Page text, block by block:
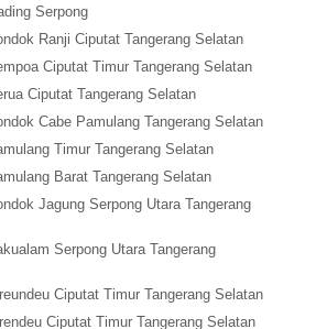
Serpong
Ranji Ciputat Tangerang Selatan
Ciputat Timur Tangerang Selatan
Ciputat Tangerang Selatan
Cabe Pamulang Tangerang Selatan
Timur Tangerang Selatan
Barat Tangerang Selatan
Jagung Serpong Utara Tangerang
Serpong Utara Tangerang
Ciputat Timur Tangerang Selatan
Ciputat Timur Tangerang Selatan